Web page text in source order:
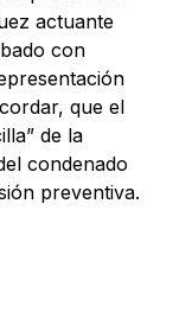
actuante
con
que el
de la
condenado
preventiva.